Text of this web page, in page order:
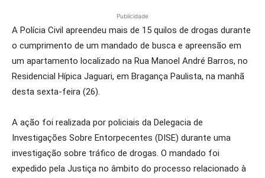
Publicidade
A Polícia Civil apreendeu mais de 15 quilos de drogas durante
o cumprimento de um mandado de busca e apreensão em
um apartamento localizado na Rua Manoel André Barros, no
Residencial Hípica Jaguari, em Bragança Paulista, na manhã
desta sexta-feira (26).
A ação foi realizada por policiais da Delegacia de
Investigações Sobre Entorpecentes (DISE) durante uma
investigação sobre tráfico de drogas. O mandado foi
expedido pela Justiça no âmbito do processo relacionado à